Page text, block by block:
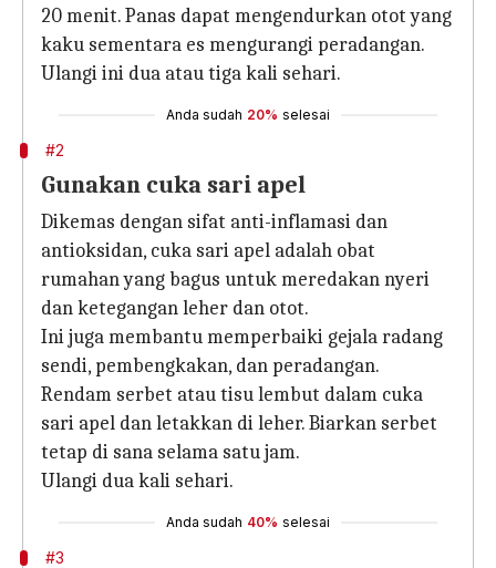
20 menit. Panas dapat mengendurkan otot yang
kaku sementara es mengurangi peradangan.
Ulangi ini dua atau tiga kali sehari.
Anda sudah 20% selesai
#2
Gunakan cuka sari apel
Dikemas dengan sifat anti-inflamasi dan
antioksidan, cuka sari apel adalah obat
rumahan yang bagus untuk meredakan nyeri
dan ketegangan leher dan otot.
Ini juga membantu memperbaiki gejala radang
sendi, pembengkakan, dan peradangan.
Rendam serbet atau tisu lembut dalam cuka
sari apel dan letakkan di leher. Biarkan serbet
tetap di sana selama satu jam.
Ulangi dua kali sehari.
Anda sudah 40% selesai
#3